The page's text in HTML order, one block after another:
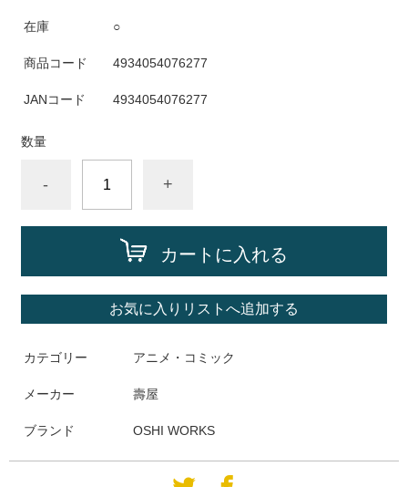
在庫 ○
商品コード 4934054076277
JANコード 4934054076277
数量
- +
カートに入れる
お気に入りリストへ追加する
カテゴリー アニメ・コミック
メーカー 壽屋
ブランド OSHI WORKS